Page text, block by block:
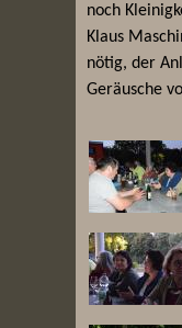
noch
Klaus
nötig, der
Geräusche